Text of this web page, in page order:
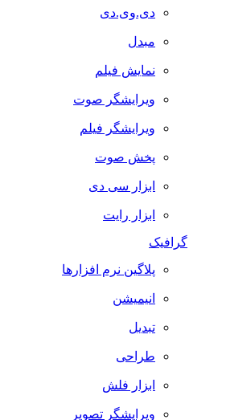
دی.وی.دی
مبدل
نمایش فیلم
ویرایشگر صوت
ویرایشگر فیلم
پخش صوت
ابزار سی دی
ابزار رایت
گرافیک
پلاگین نرم افزارها
انیمیشن
تبدیل
طراحی
ابزار فلش
ویرایشگر تصویر